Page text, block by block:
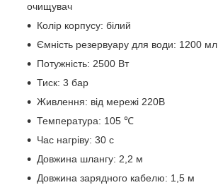
очищувач
Колір корпусу: білий
Ємність резервуару для води: 1200 мл
Потужність: 2500 Вт
Тиск: 3 бар
Живлення: від мережі 220В
Температура: 105 ℃
Час нагріву: 30 с
Довжина шлангу: 2,2 м
Довжина зарядного кабелю: 1,5 м